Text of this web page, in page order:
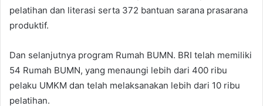
pelatihan dan literasi serta 372 bantuan sarana prasarana
produktif.
Dan selanjutnya program Rumah BUMN. BRI telah memiliki
54 Rumah BUMN, yang menaungi lebih dari 400 ribu
pelaku UMKM dan telah melaksanakan lebih dari 10 ribu
pelatihan.